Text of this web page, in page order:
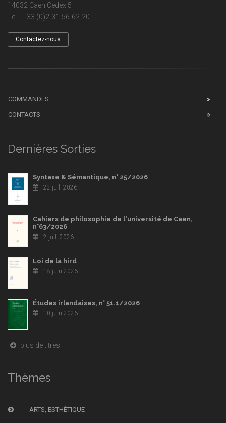
14032 Caen Cedex 5
Tel : + 33 (0)2-31-56-62-20
Contactez-nous
COMMANDES
CONTACTS
Dernières Sorties
Syntaxe & Sémantique, n° 25/2026
22 juil. 2026
Cahiers de philosophie de l'université de Caen,
n°63/2026
2 juil. 2026
Loi de la hird
18 juin 2026
Études irlandaises, n° 51.1/2026
10 juin 2026
plus de titres
Thèmes
ARTS, ESTHÉTIQUE